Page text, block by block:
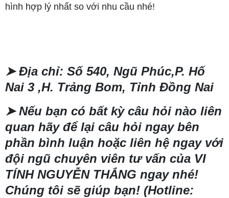
hình hợp lý nhất so với nhu cầu nhé!
➤Địa chỉ: Số 540, Ngũ Phúc,P. Hố
Nai 3 ,H. Trảng Bom, Tỉnh Đồng Nai
➤Nếu bạn có bất kỳ câu hỏi nào liên
quan hãy để lại câu hỏi ngay bên
phần bình luận hoặc liên hệ ngay với
đội ngũ chuyên viên tư vấn của VI
TÍNH NGUYỄN THẮNG ngay nhé!
Chúng tôi sẽ giúp bạn! (Hotline: